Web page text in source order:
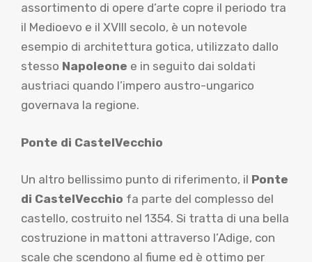
assortimento di opere d’arte copre il periodo tra
il Medioevo e il XVIII secolo, è un notevole
esempio di architettura gotica, utilizzato dallo
stesso Napoleone e in seguito dai soldati
austriaci quando l’impero austro-ungarico
governava la regione.
Ponte di CastelVecchio
Un altro bellissimo punto di riferimento, il Ponte
di CastelVecchio fa parte del complesso del
castello, costruito nel 1354. Si tratta di una bella
costruzione in mattoni attraverso l’Adige, con
scale che scendono al fiume ed è ottimo per